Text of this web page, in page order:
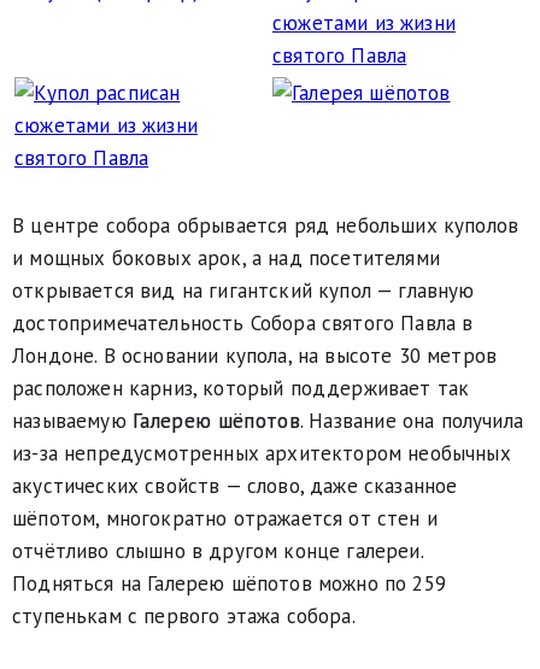
В центре собора обрывается ряд небольших куполов
и мощных боковых арок, а над посетителями
открывается вид на гигантский купол — главную
достопримечательность Собора святого Павла в
Лондоне. В основании купола, на высоте 30 метров
расположен карниз, который поддерживает так
называемую Галерею шёпотов. Название она получила
из-за непредусмотренных архитектором необычных
акустических свойств — слово, даже сказанное
шёпотом, многократно отражается от стен и
отчётливо слышно в другом конце галереи.
Подняться на Галерею шёпотов можно по 259
ступенькам с первого этажа собора.